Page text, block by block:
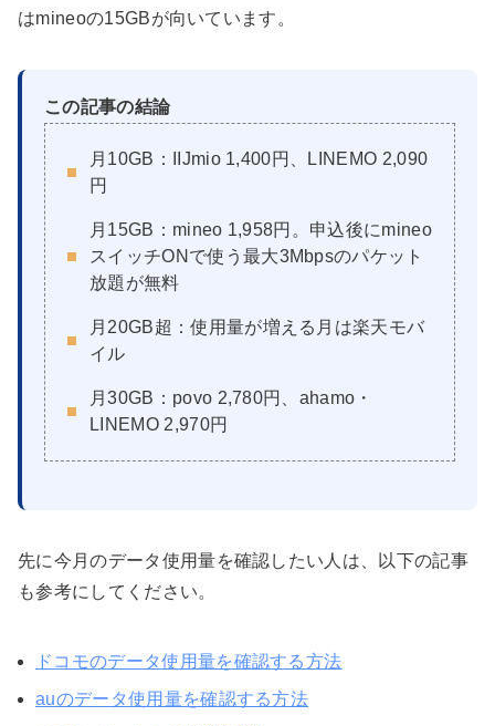
はmineoの15GBが向いています。
この記事の結論
月10GB：IIJmio 1,400円、LINEMO 2,090
円
月15GB：mineo 1,958円。申込後にmineo
スイッチONで使う最大3Mbpsのパケット
放題が無料
月20GB超：使用量が増える月は楽天モバ
イル
月30GB：povo 2,780円、ahamo・
LINEMO 2,970円
先に今月のデータ使用量を確認したい人は、以下の記事
も参考にしてください。
ドコモのデータ使用量を確認する方法
auのデータ使用量を確認する方法